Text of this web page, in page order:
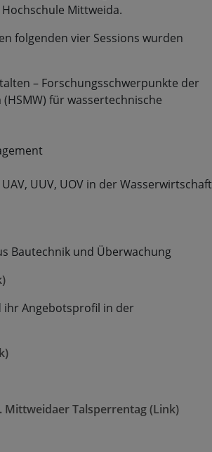
Mittweida.
folgenden vier Sessions wurden
– Forschungsschwerpunkte der
für wassertechnische
UUV, UOV in der Wasserwirtschaft
Bautechnik und Überwachung
ihr Angebotsprofil in der
Mittweidaer Talsperrentag (Link)